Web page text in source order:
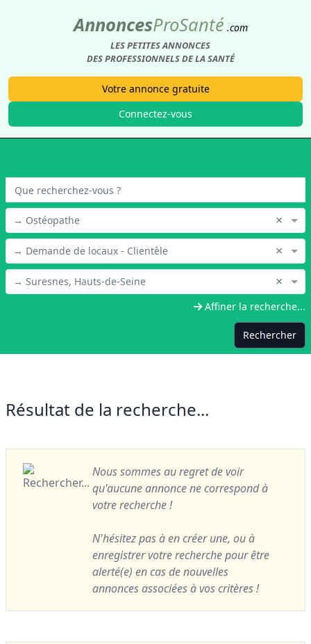
AnnoncesProSanté .com
LES PETITES ANNONCES
DES PROFESSIONNELS DE LA SANTÉ
Votre annonce gratuite
Connectez-vous
→ Ostéopathe ×
→ Demande de locaux - Clientèle ×
→ Suresnes, Hauts-de-Seine ×
Affiner la recherche...
Rechercher
Résultat de la recherche...
Nous sommes au regret de voir
qu'aucune annonce ne correspond à
votre recherche !
N'hésitez pas à en créer une, ou à
enregistrer votre recherche pour être
alerté(e) en cas de nouvelles
annonces associées à vos critères !